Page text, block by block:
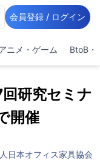
会員登録 / ログイン
ニメ・ゲーム BtoB・
研究セミナ
開催
日本オフィス家具協会